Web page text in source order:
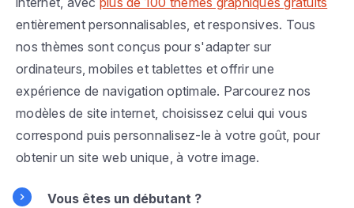
entièrement personnalisables, et responsives. Tous
nos thèmes sont conçus pour s'adapter sur
ordinateurs, mobiles et tablettes et offrir une
expérience de navigation optimale. Parcourez nos
modèles de site internet, choisissez celui qui vous
correspond puis personnalisez-le à votre goût, pour
obtenir un site web unique, à votre image.
Vous êtes un débutant ?